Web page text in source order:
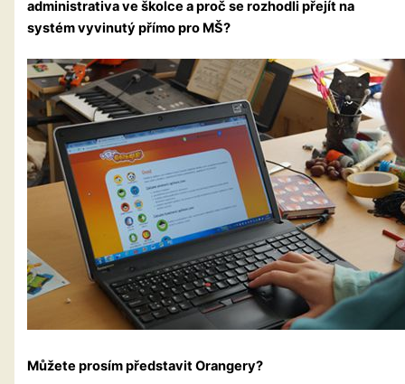
administrativa ve školce a proč se rozhodli přejít na
systém vyvinutý přímo pro MŠ?
Můžete prosím představit Orangery?